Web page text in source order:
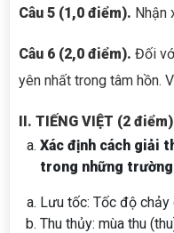
Câu 5 (1,0 điểm). Nhận
Câu 6 (2,0 điểm). Đối
yên nhất trong tâm hồn.
II. TIẾNG VIỆT (2 điểm)
Xác định cách giải
trong những trường
Lưu tốc: Tốc độ chảy
Thu thủy: mùa thu